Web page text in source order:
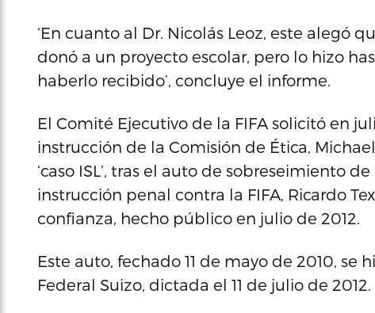
‘En cuanto al Dr. Nicolás Leoz, este alegó
donó a un proyecto escolar, pero lo hizo
haberlo recibido’, concluye el informe.
El Comité Ejecutivo de la FIFA solicitó en
instrucción de la Comisión de Ética,
‘caso ISL’, tras el auto de sobreseimiento
instrucción penal contra la FIFA, Ricardo
confianza, hecho público en julio de 2012.
Este auto, fechado 11 de mayo de 2010,
Federal Suizo, dictada el 11 de julio de 2012.